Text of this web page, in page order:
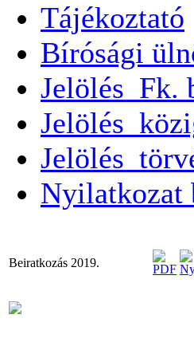
Tájékoztató
Bírósági
Jelölés_Fk.
Nyilatkozat
Beiratkozás 2019.